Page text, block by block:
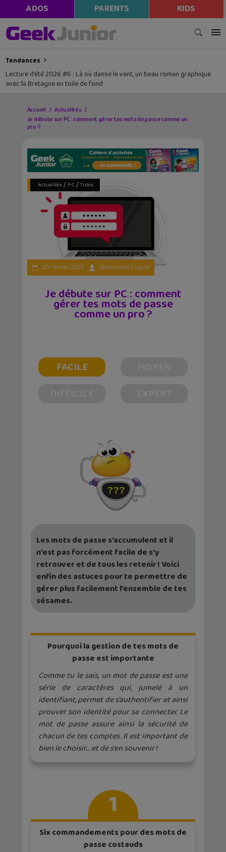
ADOS PARENTS KIDS
Tendances
Lecture d’été 2026 #6 : Là où danse le vent, un beau roman graphique
avec la Bretagne en toile de fond
Accueil
Actualités
Je débute sur PC : comment gérer tes mots de passe comme un
pro ?
Actualités/ PC / Tutos
20 février 2023 Christophe Coquis
Je débute sur PC : comment
gérer tes mots de passe
comme un pro ?
FACILE
Les mots de passe s’accumulent et il
n’est pas forcément facile de s’y
retrouver et de tous les retenir ! Voici
enfin des astuces pour te permettre de
gérer plus facilement l’ensemble de tes
sésames.
Pourquoi la gestion de tes mots de
passe est importante
Comme tu le sais, un mot de passe est une
série de caractères qui, jumelé à un
identifiant, permet de s’authentifier et ainsi
prouver son identité pour se connecter. Le
mot de passe assure ainsi la sécurité de
chacun de tes comptes. Il est important de
bien le choisir… et de s’en souvenir !
1
Six commandements pour des mots de
passe costauds
modal-check